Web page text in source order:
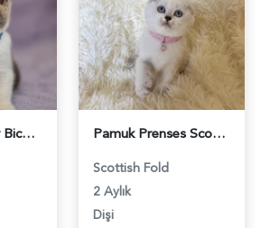
British shorthair Bicolor Lilac Erkek - 5905 Pamuk Prenses Scottish Fold Maviş Yavrumuz - 6009
Scottish Fold
2 Aylık
Dişi